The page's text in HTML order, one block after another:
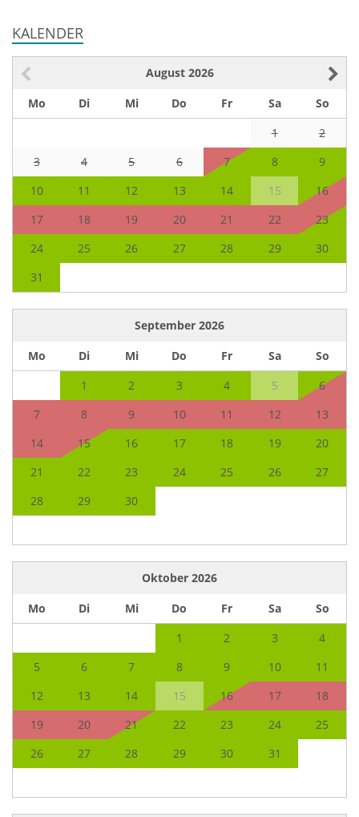
KALENDER
August 2026
Mo
Di Mi Do Fr Sa
So
1
2
3
4 5 6 7 8
9
10
11 12 13 14 15
16
17
18 19 20 21 22
23
24
25 26 27 28 29
30
31
September 2026
Mo
Di Mi Do Fr Sa
So
1
2 3 4 5
6
7
8 9 10 11 12
13
14
15 16 17 18 19
20
21
22 23 24 25 26
27
28
29 30
Oktober 2026
Mo
Di Mi Do Fr Sa
So
1
2 3
4
5
6 7 8 9 10
11
12
13 14 15 16 17
18
19
20 21 22 23 24
25
26
27 28 29 30 31